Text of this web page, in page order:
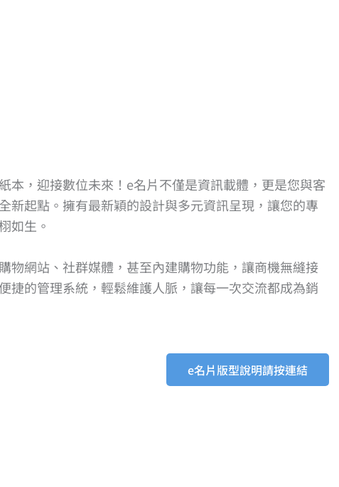
本，迎接數位未來！e名片不僅是資訊載體，更是您與客
新起點。擁有最新穎的設計與多元資訊呈現，讓您的專
如生。
物網站、社群媒體，甚至內建購物功能，讓商機無縫接
捷的管理系統，輕鬆維護人脈，讓每一次交流都成為銷
e名片版型說明請按連結